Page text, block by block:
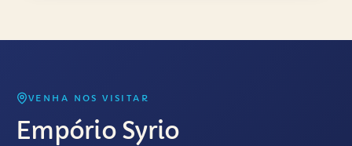
VENHA NOS VISITAR
Empório Syrio